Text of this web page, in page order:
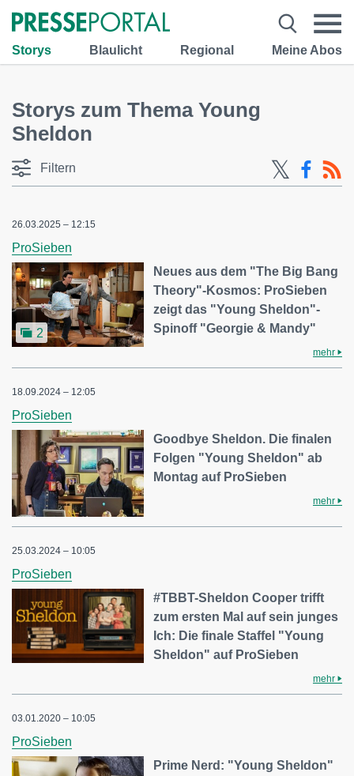
Storys Blaulicht Regional Meine Abos
Storys zum Thema Young
Sheldon
Filtern
26.03.2025 – 12:15
ProSieben
2
Neues aus dem "The Big Bang
Theory"-Kosmos: ProSieben
zeigt das "Young Sheldon"-
Spinoff "Georgie & Mandy"
mehr
18.09.2024 – 12:05
ProSieben
Goodbye Sheldon. Die finalen
Folgen "Young Sheldon" ab
Montag auf ProSieben
mehr
25.03.2024 – 10:05
ProSieben
#TBBT-Sheldon Cooper trifft
zum ersten Mal auf sein junges
Ich: Die finale Staffel "Young
Sheldon" auf ProSieben
mehr
03.01.2020 – 10:05
ProSieben
Prime Nerd: "Young Sheldon"